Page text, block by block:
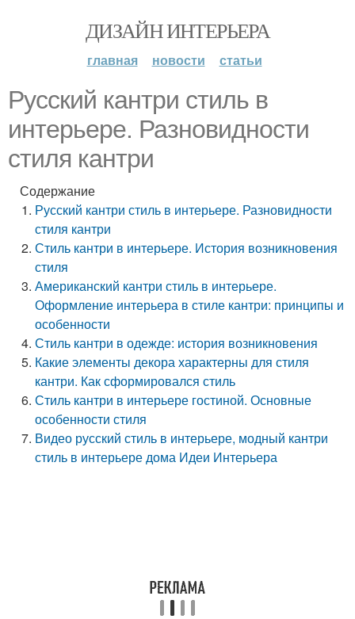
ДИЗАЙН ИНТЕРЬЕРА
главная новости статьи
Русский кантри стиль в
интерьере. Разновидности
стиля кантри
Содержание
Русский кантри стиль в интерьере. Разновидности
стиля кантри
Стиль кантри в интерьере. История возникновения
стиля
Американский кантри стиль в интерьере.
Оформление интерьера в стиле кантри: принципы и
особенности
Стиль кантри в одежде: история возникновения
Какие элементы декора характерны для стиля
кантри. Как сформировался стиль
Стиль кантри в интерьере гостиной. Основные
особенности стиля
Видео русский стиль в интерьере, модный кантри
стиль в интерьере дома Идеи Интерьера